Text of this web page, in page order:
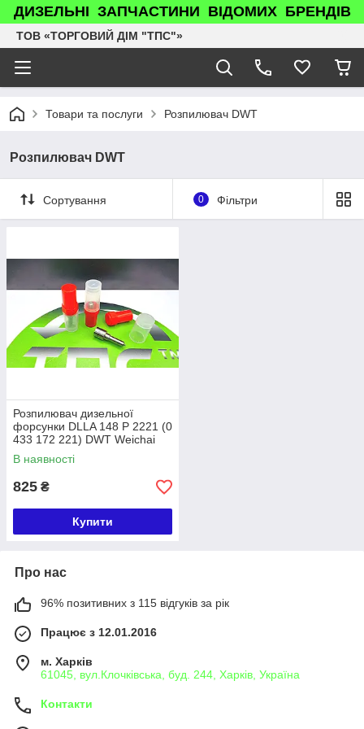
ДИЗЕЛЬНІ ЗАПЧАСТИНИ ВІДОМИХ БРЕНДІВ
ТОВ «ТОРГОВИЙ ДІМ "ТПС"»
Товари та послуги Розпилювач DWT
Розпилювач DWT
Сортування 0 Фільтри
Розпилювач дизельної
форсунки DLLA 148 P 2221 (0
433 172 221) DWT Weichai
WD10, Deutz Volvo, HFC4118
9.7D
В наявності
825 ₴
Купити
Про нас
96% позитивних з 115 відгуків за рік
Працює з 12.01.2016
м. Харків
61045, вул.Клочківська, буд. 244, Харків, Україна
Контакти